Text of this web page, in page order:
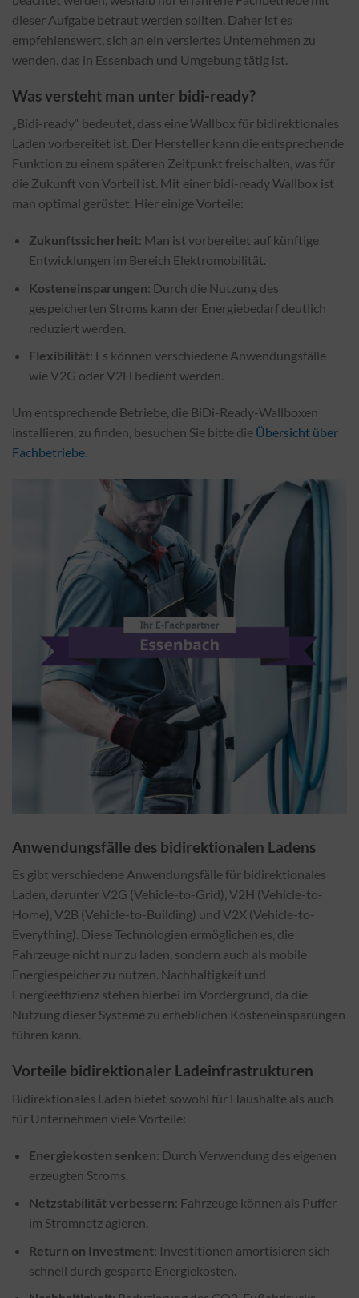
dieser Aufgabe betraut werden sollten. Daher ist es
empfehlenswert, sich an ein versiertes Unternehmen zu
wenden, das in Essenbach und Umgebung tätig ist.
Was versteht man unter bidi-ready?
„Bidi-ready“ bedeutet, dass eine Wallbox für bidirektionales
Laden vorbereitet ist. Der Hersteller kann die entsprechende
Funktion zu einem späteren Zeitpunkt freischalten, was für
die Zukunft von Vorteil ist. Mit einer bidi-ready Wallbox ist
man optimal gerüstet. Hier einige Vorteile:
Zukunftssicherheit: Man ist vorbereitet auf künftige
Entwicklungen im Bereich Elektromobilität.
Kosteneinsparungen: Durch die Nutzung des
gespeicherten Stroms kann der Energiebedarf deutlich
reduziert werden.
Flexibilität: Es können verschiedene Anwendungsfälle
wie V2G oder V2H bedient werden.
Um entsprechende Betriebe, die BiDi-Ready-Wallboxen
installieren, zu finden, besuchen Sie bitte die Übersicht über
Fachbetriebe.
Anwendungsfälle des bidirektionalen Ladens
Es gibt verschiedene Anwendungsfälle für bidirektionales
Laden, darunter V2G (Vehicle-to-Grid), V2H (Vehicle-to-
Home), V2B (Vehicle-to-Building) und V2X (Vehicle-to-
Everything). Diese Technologien ermöglichen es, die
Fahrzeuge nicht nur zu laden, sondern auch als mobile
Energiespeicher zu nutzen. Nachhaltigkeit und
Energieeffizienz stehen hierbei im Vordergrund, da die
Nutzung dieser Systeme zu erheblichen Kosteneinsparungen
führen kann.
Vorteile bidirektionaler Ladeinfrastrukturen
Bidirektionales Laden bietet sowohl für Haushalte als auch
für Unternehmen viele Vorteile:
Energiekosten senken: Durch Verwendung des eigenen
erzeugten Stroms.
Netzstabilität verbessern: Fahrzeuge können als Puffer
im Stromnetz agieren.
Return on Investment: Investitionen amortisieren sich
schnell durch gesparte Energiekosten.